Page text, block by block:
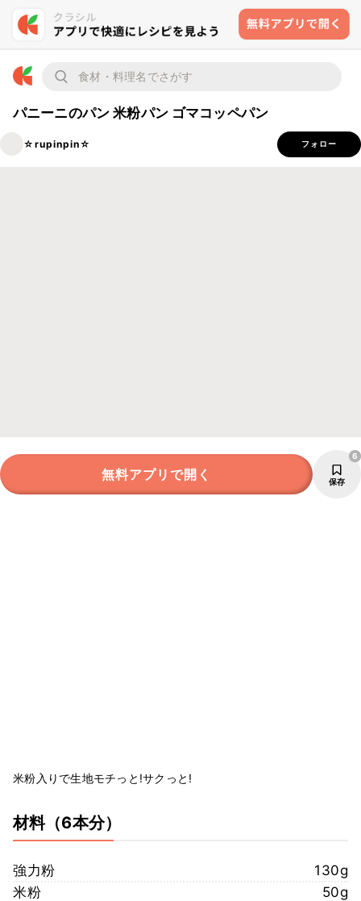
パニーニのパン 米粉パン ゴマコッペパン
☆rupinpin☆ フォロー
無料アプリで開く 保存
6
米粉入りで生地モチっと!サクっと!
材料（6本分）
強力粉
130g
米粉
50g